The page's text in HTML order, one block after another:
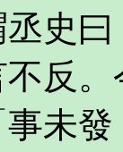
史
反
未